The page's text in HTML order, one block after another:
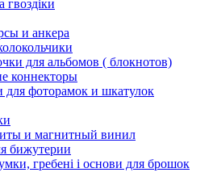
гвоздіки
и анкера
для альбомов ( блокнотов)
коннекторы
для фоторамок и шкатулок
и магнитный винил
бижутерии
гребені і основи для брошок